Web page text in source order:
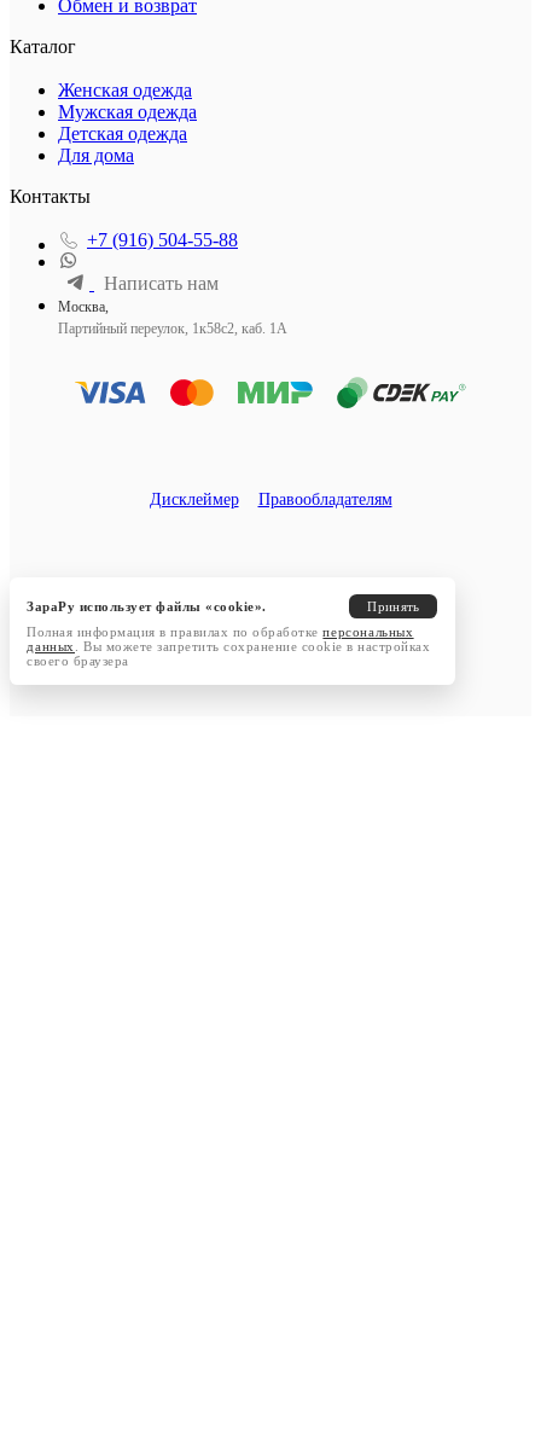
Обмен и возврат
Каталог
Женская одежда
Мужская одежда
Детская одежда
Для дома
Контакты
+7 (916) 504-55-88
Написать нам
Москва,
Партийный переулок, 1к58с2, каб. 1А
Дисклеймер Правообладателям
ЗараРу использует файлы «cookie».
Принять
Полная информация в правилах по обработкеперсональных
данных
. Вы можете запретить сохранение cookie в настройках
своего браузера